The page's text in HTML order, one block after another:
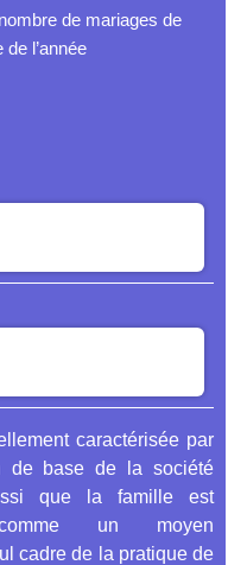
de mariages de
de l’année
caractérisée par
de base de la société
que la famille est
un moyen
cadre de la pratique de